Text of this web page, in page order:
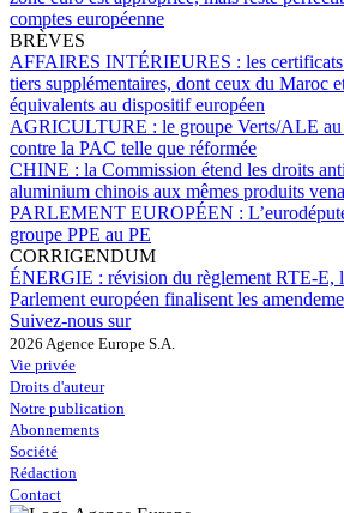
comptes européenne
BRÈVES
AFFAIRES INTÉRIEURES : les
tiers supplémentaires, dont ceux du Maroc
équivalents au dispositif européen
AGRICULTURE : le groupe Verts/ALE
contre la PAC telle que réformée
CHINE : la Commission étend les droits
aluminium chinois aux mêmes produits
PARLEMENT EUROPÉEN :
groupe PPE au PE
CORRIGENDUM
ÉNERGIE : révision du règlement RTE-E,
Parlement européen finalisent les
Suivez-nous sur
2026 Agence Europe S.A.
Vie privée
Droits d'auteur
Notre publication
Abonnements
Société
Rédaction
Contact